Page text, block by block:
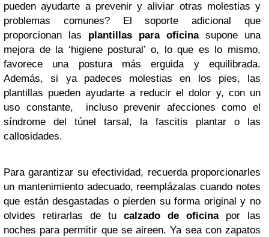
pueden ayudarte a prevenir y aliviar otras molestias y
problemas comunes? El soporte adicional que
proporcionan las plantillas para oficina supone una
mejora de la ‘higiene postural’ o, lo que es lo mismo,
favorece una postura más erguida y equilibrada.
Además, si ya padeces molestias en los pies, las
plantillas pueden ayudarte a reducir el dolor y, con un
uso constante, incluso prevenir afecciones como el
síndrome del túnel tarsal, la fascitis plantar o las
callosidades.
Para garantizar su efectividad, recuerda proporcionarles
un mantenimiento adecuado, reemplázalas cuando notes
que están desgastadas o pierden su forma original y no
olvides retirarlas de tu calzado de oficinapor las
noches para permitir que se aireen. Ya sea con zapatos